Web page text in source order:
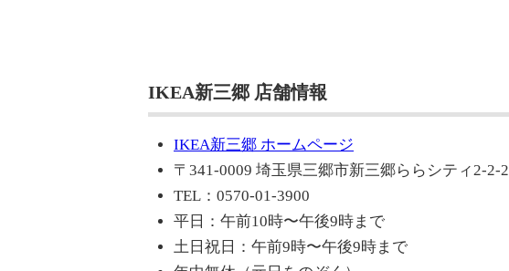
IKEA新三郷 店舗情報
IKEA新三郷 ホームページ
〒341-0009 埼玉県三郷市新三郷ららシティ2-2-2
TEL：0570-01-3900
平日：午前10時〜午後9時まで
土日祝日：午前9時〜午後9時まで